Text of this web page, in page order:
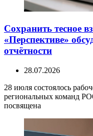
Сохранить тесное
«Перспективе»
отчётности
28.07.2026
28 июля состоялось
региональных команд
посвящена